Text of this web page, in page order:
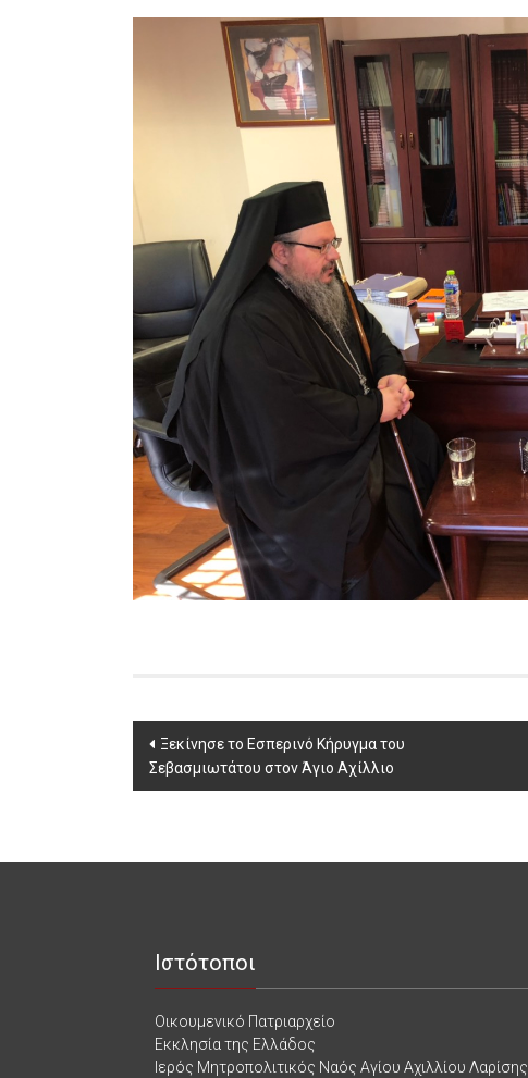
Post
navigation
Ξεκίνησε το Εσπερινό Κήρυγμα του
Σεβασμιωτάτου στον Άγιο Αχίλλιο
Ιστότοποι
Οικουμενικό Πατριαρχείο
Εκκλησία της Ελλάδος
Ιερός Μητροπολιτικός Ναός Αγίου Αχιλλίου Λαρίσης